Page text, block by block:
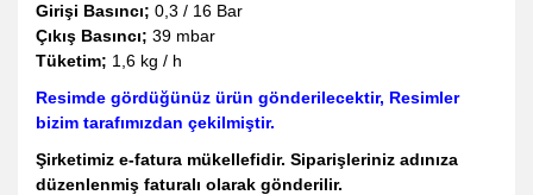
Girişi Basıncı; 0,3 / 16 Bar
Çıkış Basıncı; 39 mbar
Tüketim; 1,6 kg / h
Resimde gördüğünüz ürün gönderilecektir, Resimler
bizim tarafımızdan çekilmiştir.
Şirketimiz e-fatura mükellefidir. Siparişleriniz adınıza
düzenlenmiş faturalı olarak gönderilir.